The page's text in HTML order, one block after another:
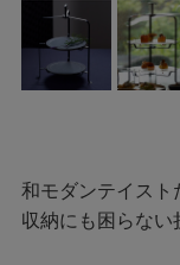
和モダンテイスト
収納にも困らな